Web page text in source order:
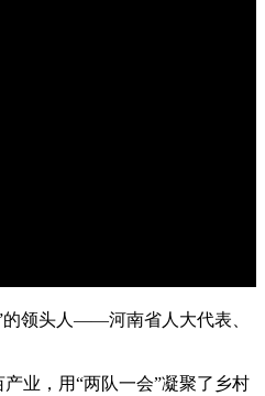
领头人——河南省人大代表、
业，用“两队一会”凝聚了乡村